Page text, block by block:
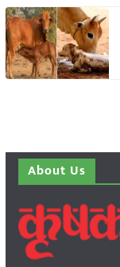
About Us